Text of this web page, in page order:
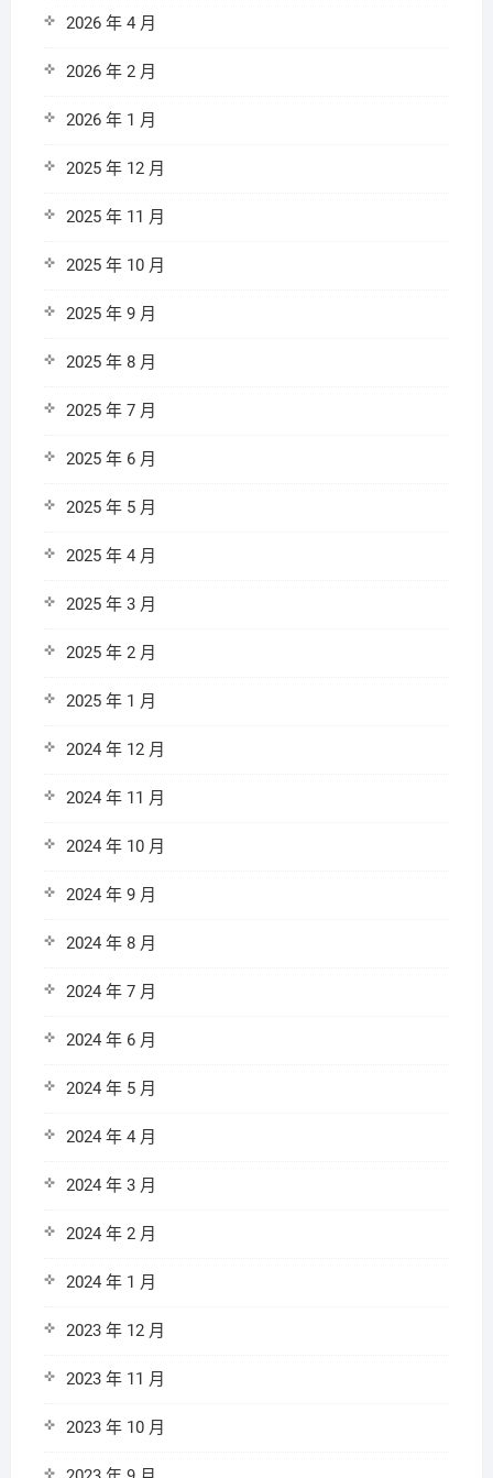
2026 年 4 月
2026 年 2 月
2026 年 1 月
2025 年 12 月
2025 年 11 月
2025 年 10 月
2025 年 9 月
2025 年 8 月
2025 年 7 月
2025 年 6 月
2025 年 5 月
2025 年 4 月
2025 年 3 月
2025 年 2 月
2025 年 1 月
2024 年 12 月
2024 年 11 月
2024 年 10 月
2024 年 9 月
2024 年 8 月
2024 年 7 月
2024 年 6 月
2024 年 5 月
2024 年 4 月
2024 年 3 月
2024 年 2 月
2024 年 1 月
2023 年 12 月
2023 年 11 月
2023 年 10 月